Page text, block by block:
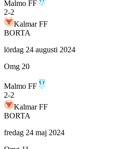
Malmo FF
2-2
Kalmar FF
BORTA
lördag 24 augusti 2024
Omg 20
Malmo FF
2-2
Kalmar FF
BORTA
fredag 24 maj 2024